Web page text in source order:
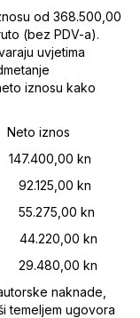
od 368.500,00
(bez PDV-a).
uvjetima
iznosu kako
iznos
kn
kn
kn
kn
kn
naknade,
temeljem ugovora